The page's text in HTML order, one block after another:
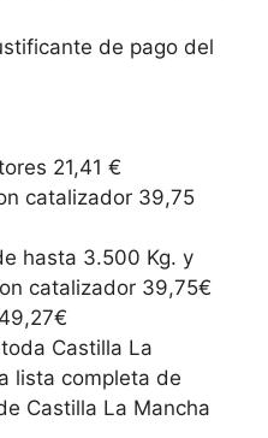
de pago del
21,41 €
catalizador 39,75
hasta 3.500 Kg. y
catalizador 39,75€
Castilla La
lista completa de
Castilla La Mancha